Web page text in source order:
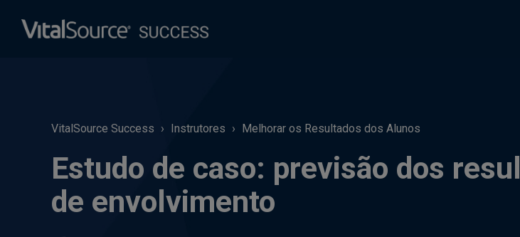
VitalSource Success Instrutores Melhorar os Resultados dos Alunos
Estudo de caso: previsão dos
de envolvimento